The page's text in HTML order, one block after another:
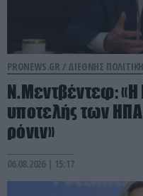
PRONEWS.GR / ΔΙΕΘΝΗΣ ΠΟΛΙΤΙΚΗ
Ν.Μεντβέντεφ: «Η
υποτελής των
ρόνιν»
06.08.2026 | 15:17